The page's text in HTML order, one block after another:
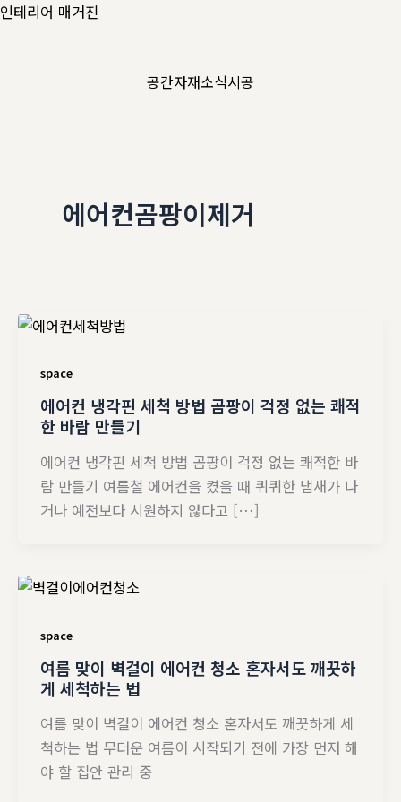
콘
인테리어 매거진
공간자재소식시공
에어컨곰팡이제거
space
에어컨 냉각핀 세척 방법 곰팡이 걱정 없는 쾌적
한 바람 만들기
에어컨 냉각핀 세척 방법 곰팡이 걱정 없는 쾌적한 바
람 만들기 여름철 에어컨을 켰을 때 퀴퀴한 냄새가 나
거나 예전보다 시원하지 않다고 […]
space
여름 맞이 벽걸이 에어컨 청소 혼자서도 깨끗하
게 세척하는 법
여름 맞이 벽걸이 에어컨 청소 혼자서도 깨끗하게 세
척하는 법 무더운 여름이 시작되기 전에 가장 먼저 해
야 할 집안 관리 중